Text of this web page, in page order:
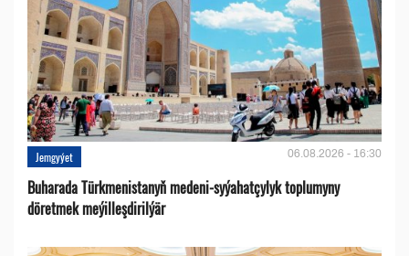
Jemgyýet 06.08.2026 - 16:30
Buharada Türkmenistanyň medeni-syýahatçylyk toplumyny
döretmek meýilleşdirilýär